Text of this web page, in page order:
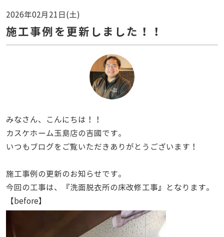
2026年02月21日(土)
施工事例を更新しました！！
みなさん、こんにちは！！
カスケホーム玉島店の吉國です。
いつもブログをご覧いただきありがとうございます！
施工事例の更新のお知らせです。
今回の工事は、『洗面脱衣所の床改修工事』となります。
【before】